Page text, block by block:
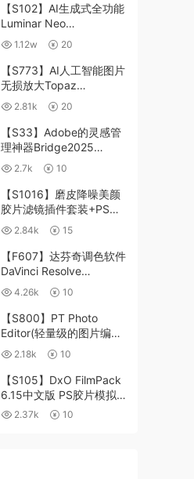
【S102】AI生成式全功能
Luminar Neo
1.24.4(x64)超强修图插件
中文版WIN+MAC含400
个预设
1.12w 20
【S773】AI人工智能图片
无损放大Topaz
Gigapixel AI 8.4.0.1b照
片模糊清晰 PS插件+独立
版 WIN/MAC
2.81k 20
【S33】Adobe的灵感管
理神器Bridge2025
15.0.3 WIN系统 右键可
进入ACR
2.7k 10
【S1016】磨皮降噪美颜
胶片滤镜插件套装+PS动
作 Imagenomic
Professional Plugin Suite
v2027 Win汉化中文版
2.84k 15
【F607】达芬奇调色软件
DaVinci Resolve
Studio18.6Win、Mac 中
文/英文
4.26k 10
【S800】PT Photo
Editor(轻量级的图片编辑
工具)5.10.3汉化版 WIN
2.18k 10
【S105】DxO FilmPack
6.15中文版 PS胶片模拟
滤镜支持WIN/MAC
2.37k 10